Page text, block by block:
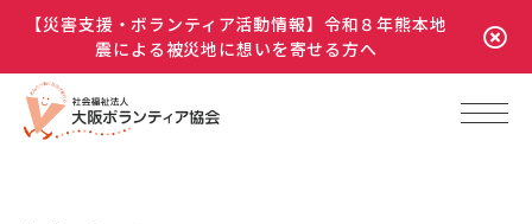
【災害支援・ボランティア活動情報】令和８年熊本地
震による被災地に想いを寄せる方へ